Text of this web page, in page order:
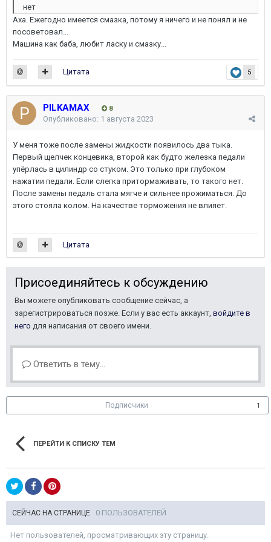
нет
Аха. Ежегодно имеется смазка, потому я ничего и не понял и не
посоветовал...
Машина как баба, любит ласку и смазку...
5
Цитата
PILKAMAX 8
Опубликовано: 1 августа 2023
У меня тоже после замены жидкости появилось два тыка.
Первый щелчек концевика, второй как будто железка педали
упёрлась в цилиндр со стуком. Это только при глубоком
нажатии педали. Если слегка притормаживать, то такого нет.
После замены педаль стала мягче и сильнее прожиматься. До
этого стояла колом. На качестве торможения не влияет.
Цитата
Присоединяйтесь к обсуждению
Вы можете опубликовать сообщение сейчас, а
зарегистрироваться позже. Если у вас есть аккаунт, войдите в
него для написания от своего имени.
Ответить в тему...
Подписчики 1
ПЕРЕЙТИ К СПИСКУ ТЕМ
СЕЙЧАС НА СТРАНИЦЕ 0 ПОЛЬЗОВАТЕЛЕЙ
Нет пользователей, просматривающих эту страницу.